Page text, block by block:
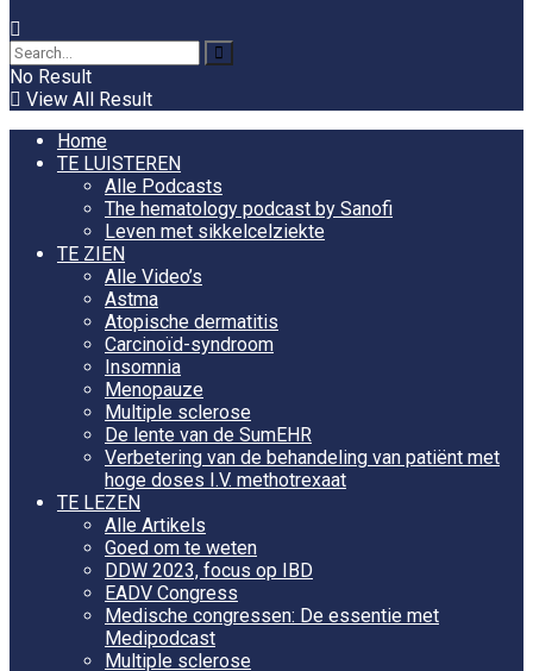
No Result
View All Result
Home
TE LUISTEREN
Alle Podcasts
The hematology podcast by Sanofi
Leven met sikkelcelziekte
TE ZIEN
Alle Video’s
Astma
Atopische dermatitis
Carcinoïd-syndroom
Insomnia
Menopauze
Multiple sclerose
De lente van de SumEHR
Verbetering van de behandeling van patiënt met
hoge doses I.V. methotrexaat
TE LEZEN
Alle Artikels
Goed om te weten
DDW 2023, focus op IBD
EADV Congress
Medische congressen: De essentie met
Medipodcast
Multiple sclerose